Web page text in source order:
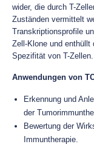
wider, die durch T-
Zuständen vermittelt
Transkriptionsprofile
Zell-Klone und enthüllt
Spezifität von T-Zellen.
Anwendungen von
Erkennung und
der
Bewertung der
Immuntherapie.